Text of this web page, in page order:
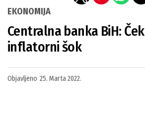
EKONOMIJA
Centralna banka BiH:
inflatorni šok
Objavljeno 25. Marta 2022.